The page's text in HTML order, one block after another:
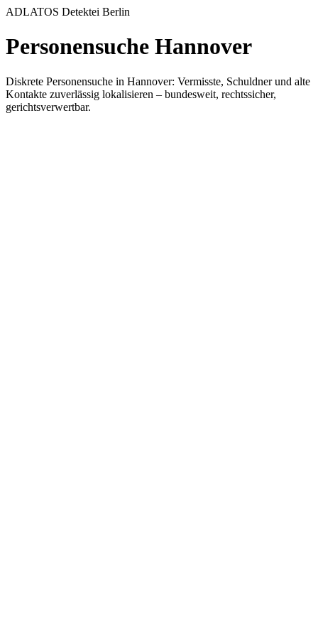
ADLATOS Detektei Berlin
Personensuche Hannover
Diskrete Personensuche in Hannover: Vermisste, Schuldner und alte
Kontakte zuverlässig lokalisieren – bundesweit, rechtssicher,
gerichtsverwertbar.